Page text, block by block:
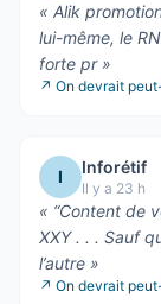
« Alik
lui-même, le
forte pr»
↗ On devrait
I Inforétif
Il y a 23 h
« “Content de
XXY . . . Sauf
l’autre »
↗ On devrait